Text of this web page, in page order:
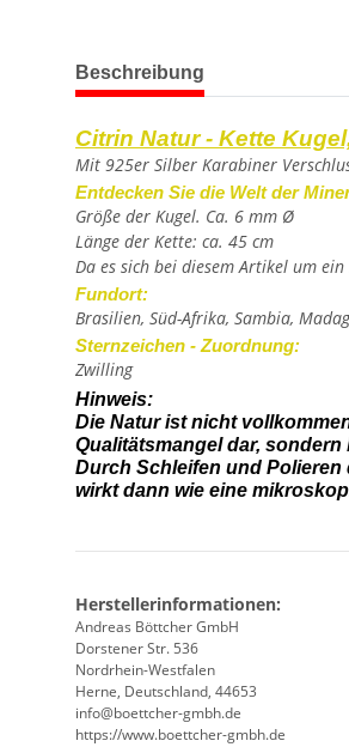
weitere Registerkarten anzeigen
Beschreibung
Citrin Natur - Kette
Mit 925er Silber Karabiner
Entdecken Sie die Welt der
Größe der Kugel. Ca. 6 mm Ø
Länge der Kette: ca. 45 cm
Da es sich bei diesem Artikel um
Fundort:
Brasilien, Süd-Afrika, Sambia,
Sternzeichen - Zuordnung:
Zwilling
Hinweis:
Die Natur ist nicht
Qualitätsmangel dar,
Durch Schleifen und
wirkt dann wie eine
Herstellerinformationen:
Andreas Böttcher GmbH
Dorstener Str. 536
Nordrhein-Westfalen
Herne, Deutschland, 44653
info@boettcher-gmbh.de
https://www.boettcher-gmbh.de